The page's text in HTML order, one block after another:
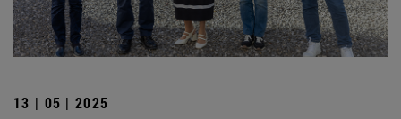
13 | 05 | 2025